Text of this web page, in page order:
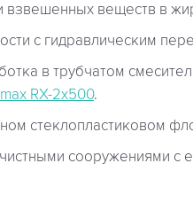
веществ в
с гидравлическим
в трубчатом
RX-2х500.
стеклопластиковом
сооружениями с